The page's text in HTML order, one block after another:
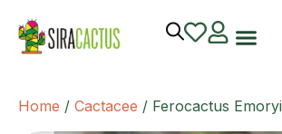
Home / Cactacee / Ferocactus Emoryi